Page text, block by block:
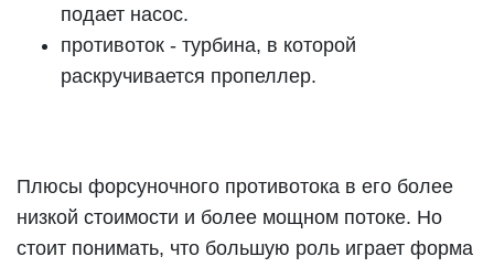
подает насос.
противоток - турбина, в которой
раскручивается пропеллер.
Плюсы форсуночного противотока в его более
низкой стоимости и более мощном потоке. Но
стоит понимать, что большую роль играет форма